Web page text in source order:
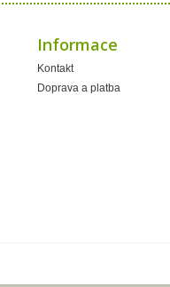
Informace
Kontakt
Doprava a platba